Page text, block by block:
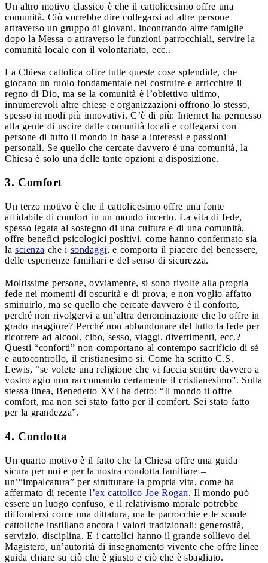
Un altro motivo classico è che il cattolicesimo offre una
comunità. Ciò vorrebbe dire collegarsi ad altre persone
attraverso un gruppo di giovani, incontrando altre famiglie
dopo la Messa o attraverso le funzioni parrocchiali, servire la
comunità locale con il volontariato, ecc..
La Chiesa cattolica offre tutte queste cose splendide, che
giocano un ruolo fondamentale nel costruire e arricchire il
regno di Dio, ma se la comunità è l’obiettivo ultimo,
innumerevoli altre chiese e organizzazioni offrono lo stesso,
spesso in modi più innovativi. C’è di più: Internet ha permesso
alla gente di uscire dalle comunità locali e collegarsi con
persone di tutto il mondo in base a interessi e passioni
personali. Se quello che cercate davvero è una comunità, la
Chiesa è solo una delle tante opzioni a disposizione.
3. Comfort
Un terzo motivo è che il cattolicesimo offre una fonte
affidabile di comfort in un mondo incerto. La vita di fede,
spesso legata al sostegno di una cultura e di una comunità,
offre benefici psicologici positivi, come hanno confermato sia
la scienza che i sondaggi, e comporta il piacere del benessere,
delle esperienze familiari e del senso di sicurezza.
Moltissime persone, ovviamente, si sono rivolte alla propria
fede nei momenti di oscurità e di prova, e non voglio affatto
sminuirlo, ma se quello che cercate davvero è il conforto,
perché non rivolgervi a un’altra denominazione che lo offre in
grado maggiore? Perché non abbandonare del tutto la fede per
ricorrere ad alcool, cibo, sesso, viaggi, divertimenti, ecc.?
Questi “conforti” non comportano al contempo sacrificio di sé
e autocontrollo, il cristianesimo sì. Come ha scritto C.S.
Lewis, “se volete una religione che vi faccia sentire davvero a
vostro agio non raccomando certamente il cristianesimo”. Sulla
stessa linea, Benedetto XVI ha detto: “Il mondo ti offre
comfort, ma non sei stato fatto per il comfort. Sei stato fatto
per la grandezza”.
4. Condotta
Un quarto motivo è il fatto che la Chiesa offre una guida
sicura per noi e per la nostra condotta familiare –
un’“impalcatura” per strutturare la propria vita, come ha
affermato di recente l’ex cattolico Joe Rogan. Il mondo può
essere un luogo confuso, e il relativismo morale potrebbe
diffondersi come una dittatura, ma le parrocchie e le scuole
cattoliche instillano ancora i valori tradizionali: generosità,
servizio, disciplina. E i cattolici hanno il grande sollievo del
Magistero, un’autorità di insegnamento vivente che offre linee
guida chiare su ciò che è giusto e ciò che è sbagliato.